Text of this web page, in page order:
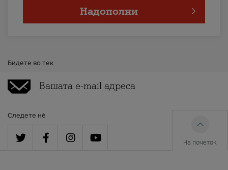
Надополни
Бидете во тек
Следете нè
На почеток